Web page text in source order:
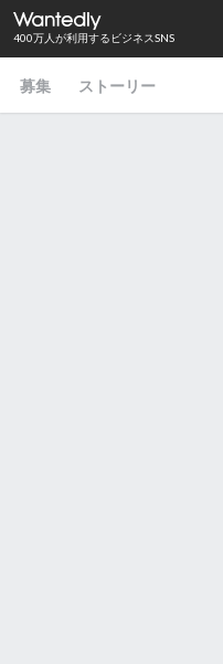
400万人が利用するビジネスSNS
募集 ストーリー